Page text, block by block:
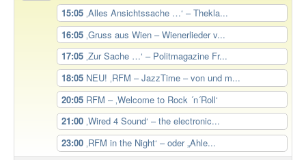
15:05 ‚Alles Ansichtssache …‘ – Thekla...
16:05 ‚Gruss aus Wien – Wienerlieder v...
17:05 ‚Zur Sache …‘ – Politmagazine Fr...
18:05 NEU! ‚RFM – JazzTime – von und m...
20:05 RFM – ‚Welcome to Rock ´n´Roll‘
21:00 ‚Wired 4 Sound‘ – the electronic...
23:00 ‚RFM in the Night‘ – oder „Ahle...